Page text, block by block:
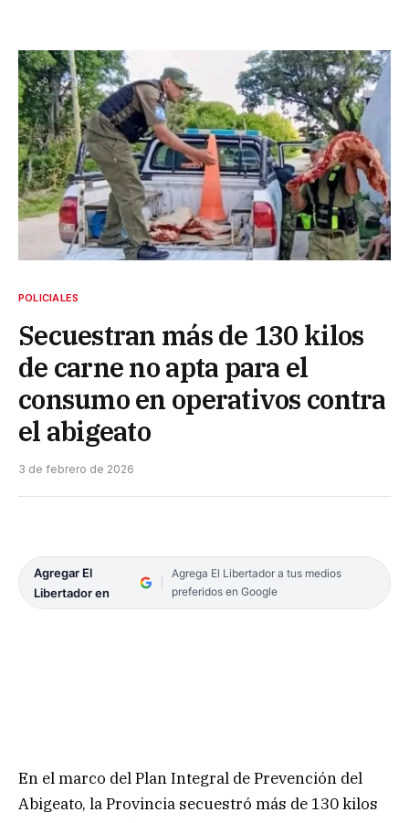
POLICIALES
Secuestran más de 130 kilos
de carne no apta para el
consumo en operativos contra
el abigeato
3 de febrero de 2026
Agregar El
Libertador en
Agrega El Libertador a tus medios
preferidos en Google
En el marco del Plan Integral de Prevención del
Abigeato, la Provincia secuestró más de 130 kilos